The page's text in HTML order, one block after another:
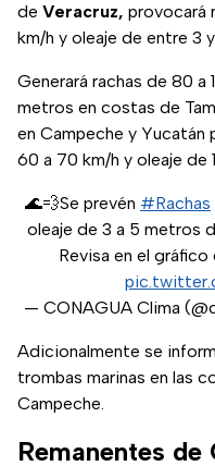
de Veracruz, provocará
km/h y oleaje de entre 3
Generará rachas de 80 a
metros en costas de
en Campeche y Yucatán
60 a 70 km/h y oleaje de
🌊💨Se prevén #Rachas
oleaje de 3 a 5 metros
Revisa en el gráfico
— CONAGUA Clima
Adicionalmente se
trombas marinas en las
Campeche.
Remanentes